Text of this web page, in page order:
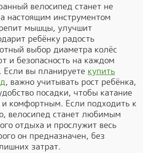
велосипед станет не
настоящим инструментом
мышцы, улучшит
ребёнку радость
выбор диаметра колёс
и безопасность на каждом
Если вы планируете купить
, важно учитывать рост ребёнка,
посадки, чтобы катание
комфортным. Если подходить к
велосипед станет любимым
отдыха и прослужит весь
он предназначен, без
затрат.